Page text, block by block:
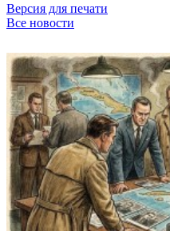
Версия для печати
Все новости